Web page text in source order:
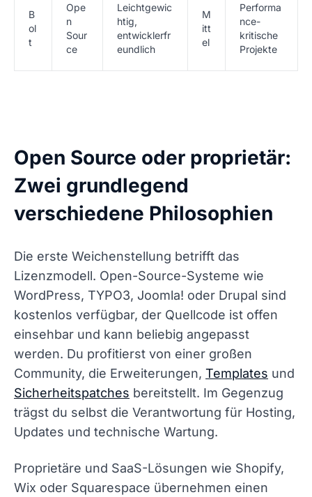
B
ol
t
Ope
n
Sour
ce
Leichtgewic
htig,
entwicklerfr
eundlich
M
itt
el
Performa
nce-
kritische
Projekte
Open Source oder proprietär:
Zwei grundlegend
verschiedene Philosophien
Die erste Weichenstellung betrifft das
Lizenzmodell. Open-Source-Systeme wie
WordPress, TYPO3, Joomla! oder Drupal sind
kostenlos verfügbar, der Quellcode ist offen
einsehbar und kann beliebig angepasst
werden. Du profitierst von einer großen
Community, die Erweiterungen, Templates und
Sicherheitspatches bereitstellt. Im Gegenzug
trägst du selbst die Verantwortung für Hosting,
Updates und technische Wartung.
Proprietäre und SaaS-Lösungen wie Shopify,
Wix oder Squarespace übernehmen einen